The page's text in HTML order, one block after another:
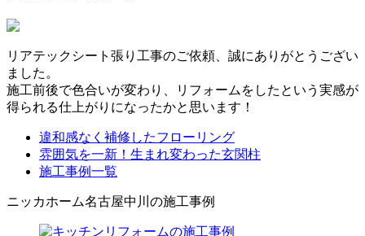
リアテックシート張り工事のご依頼、誠にありがとうござい
ました。
施工前後で色合いが変わり、リフォームをしたという実感が
得られる仕上がりになったかと思います！
違和感なく補修したフローリング
雰囲気を一新！生まれ変わった玄関柱
施工事例一覧
ニッカホーム名古屋中川の施工事例